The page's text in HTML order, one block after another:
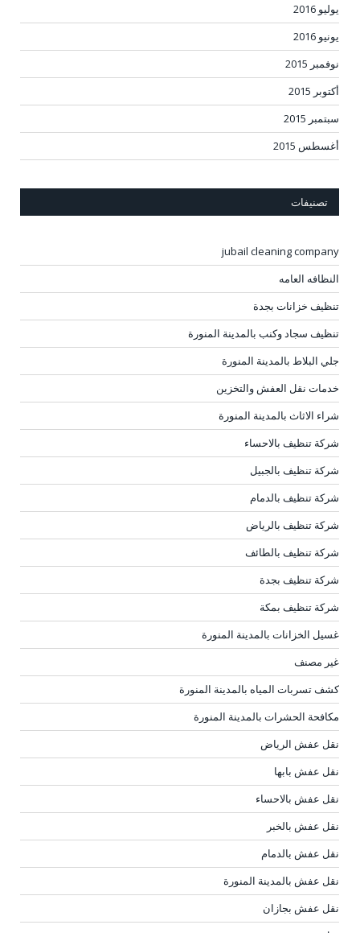
يوليو 2016
يونيو 2016
نوفمبر 2015
أكتوبر 2015
سبتمبر 2015
أغسطس 2015
تصنيفات
jubail cleaning company
النظافه العامه
تنظيف خزانات بجدة
تنظيف سجاد وكنب بالمدينة المنورة
جلي البلاط بالمدينة المنورة
خدمات نقل العفش والتخزين
شراء الاثاث بالمدينة المنورة
شركة تنظيف بالاحساء
شركة تنظيف بالجبيل
شركة تنظيف بالدمام
شركة تنظيف بالرياض
شركة تنظيف بالطائف
شركة تنظيف بجدة
شركة تنظيف بمكة
غسيل الخزانات بالمدينة المنورة
غير مصنف
كشف تسربات المياه بالمدينة المنورة
مكافحة الحشرات بالمدينة المنورة
نقل عفش الرياض
نقل عفش بابها
نقل عفش بالاحساء
نقل عفش بالخبر
نقل عفش بالدمام
نقل عفش بالمدينة المنورة
نقل عفش بجازان